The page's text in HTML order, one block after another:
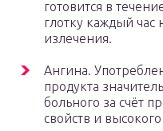
готовится в
глотку каждый
излечения.
Ангина.
продукта
больного за счёт
свойств и